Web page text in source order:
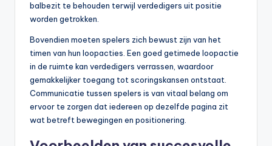
balbezit te behouden terwijl verdedigers uit positie
worden getrokken.
Bovendien moeten spelers zich bewust zijn van het
timen van hun loopacties. Een goed getimede loopactie
in de ruimte kan verdedigers verrassen, waardoor
gemakkelijker toegang tot scoringskansen ontstaat.
Communicatie tussen spelers is van vitaal belang om
ervoor te zorgen dat iedereen op dezelfde pagina zit
wat betreft bewegingen en positionering.